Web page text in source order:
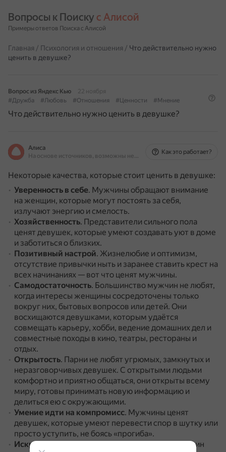
Вопросы к Поиску с Алисой
Примеры ответов Поиска с Алисой
Главная / Психология и отношения / Что действительно нужно
ценить в девушке?
Вопрос из Яндекс Кью
22 ноября
#Дружба
#Любовь #Отношения #Ценности #Мнение
Что действительно нужно ценить в девушке?
Алиса
На основе источников, возможны неточности
Как это работает?
Некоторые качества, которые стоит ценить в девушке:
Уверенность в себе. Мужчины обращают внимание
на женщин, которые могут постоять за себя,
излучают энергию и смелость.
Хозяйственность. Представители сильного пола
ценят девушек, которые умеют создавать уют в доме
и заботиться о близких.
Позитивный настрой. Жизнелюбие и оптимизм,
отсутствие привычки ныть и заранее ставить крест на
всех начинаниях — вот что ценят мужчины.
Самодостаточность. Большинство мужчин не любят,
когда интересы женщины сосредоточены только
вокруг них, бытовых вопросов или детей. Они
восхищаются девушками, которым удаётся
совмещать карьеру, хобби, ведение домашних дел и
совместные походы в кино, театры, рестораны и
отдых.
Открытость. Парни не любят угрюмых, замкнутых и
неразговорчивых девушек. С открытыми людьми
комфортно и приятно общаться, они открыты всему
миру, готовы принимать новую информацию и
делиться ею с окружающими.
Умение идти на компромисс. Мужчины ценят
девушек, которые умеют перевести спор в шутку или
просто уступить, не боясь «прогиба».
Искренность в чувствах и поступках.Для мужчин